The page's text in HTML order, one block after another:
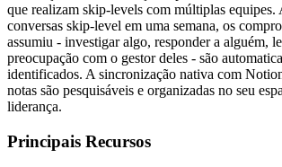
que realizam skip-levels com múltiplas equipes.
conversas skip-level em uma semana, os
assumiu - investigar algo, responder a alguém,
preocupação com o gestor deles - são
identificados. A sincronização nativa com
notas são pesquisáveis e organizadas no seu
liderança.
Principais Recursos